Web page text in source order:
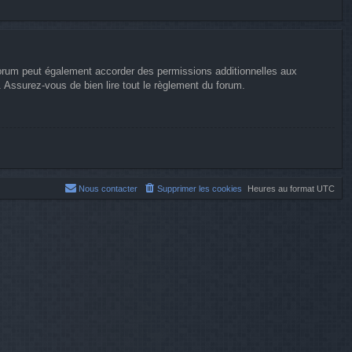
peut également accorder des permissions additionnelles aux
vous de bien lire tout le règlement du forum.
Heures au format UTC
Supprimer les cookies
Nous contacter